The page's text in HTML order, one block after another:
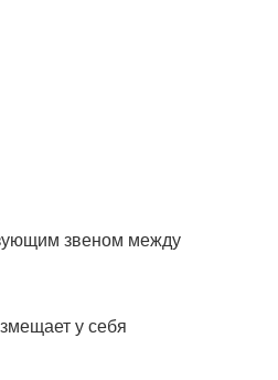
звеном между
у себя